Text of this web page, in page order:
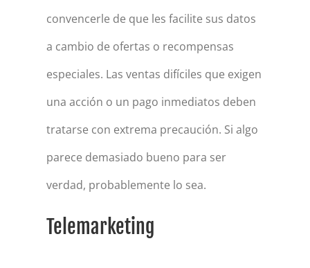
convencerle de que les facilite sus datos
a cambio de ofertas o recompensas
especiales. Las ventas difíciles que exigen
una acción o un pago inmediatos deben
tratarse con extrema precaución. Si algo
parece demasiado bueno para ser
verdad, probablemente lo sea.
Telemarketing